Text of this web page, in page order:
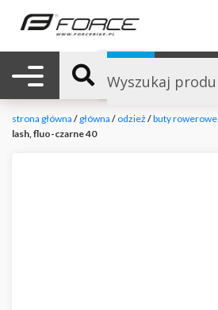
Nawigacja mobilna B2B
strona główna / główna / odzież /buty rowerowe
lash, fluo-czarne 40